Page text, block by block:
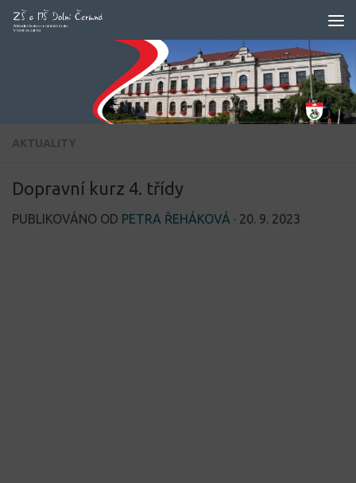
Skip to content
AKTUALITY
Dopravní kurz 4. třídy
PUBLIKOVÁNO OD PETRA ŘEHÁKOVÁ · 20. 9. 2023